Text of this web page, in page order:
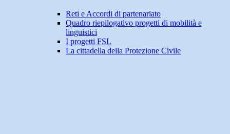
Reti e Accordi di partenariato
Quadro riepilogativo progetti di mobilità e
linguistici
I progetti FSL
La cittadella della Protezione Civile